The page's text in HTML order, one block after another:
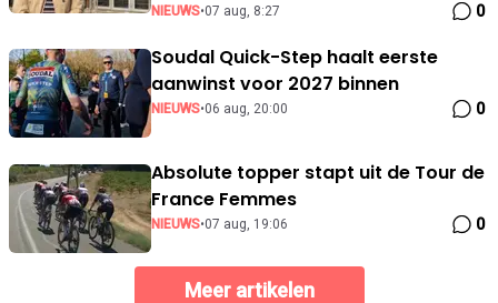
NIEUWS•07 aug, 8:27 0
Soudal Quick-Step haalt eerste
aanwinst voor 2027 binnen
NIEUWS•06 aug, 20:00 0
Absolute topper stapt uit de Tour de
France Femmes
NIEUWS•07 aug, 19:06 0
Meer artikelen